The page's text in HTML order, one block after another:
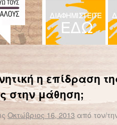
η επίδραση
στην μάθηση;
Οκτώβριος 16, 2013 από τον/